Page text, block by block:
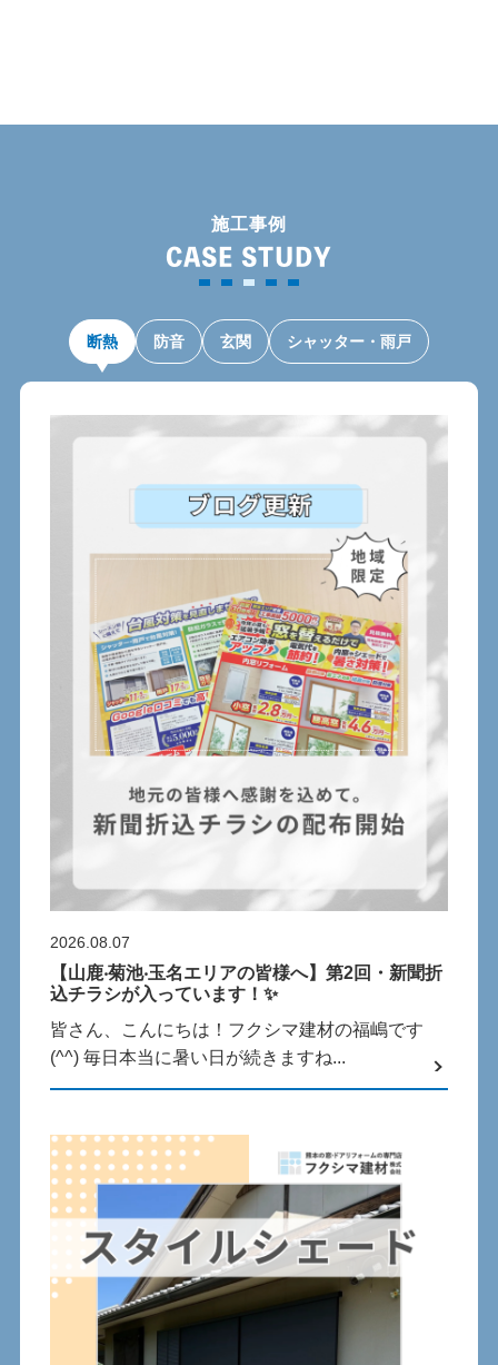
施工事例
CASE STUDY
断熱 防音 玄関 シャッター・雨戸
2026.08.07
【⼭⿅‧菊池‧⽟名エリアの皆様へ】第2回・新聞折
込チラシが⼊っています！✨
皆さん、こんにちは！フクシマ建材の福嶋です
(^^) 毎⽇本当に暑い⽇が続きますね...